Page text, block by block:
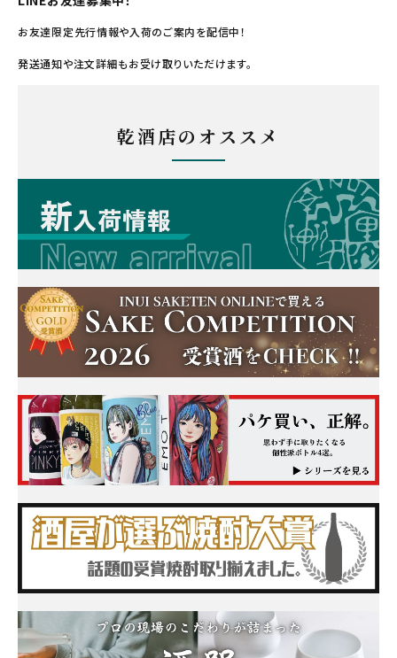
お友達限定先行情報や入荷のご案内を配信中！
発送通知や注文詳細もお受け取りいただけます。
乾酒店のオススメ